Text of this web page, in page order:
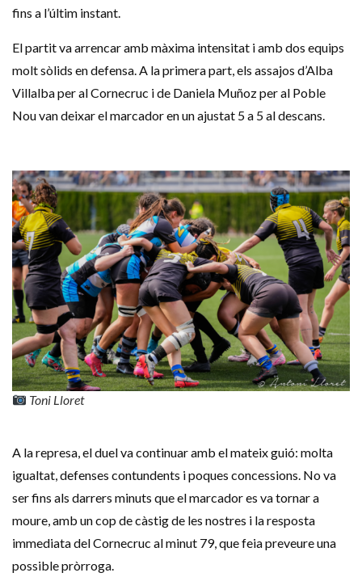
fins a l’últim instant.
El partit va arrencar amb màxima intensitat i amb dos equips
molt sòlids en defensa. A la primera part, els assajos d’Alba
Villalba per al Cornecruc i de Daniela Muñoz per al Poble
Nou van deixar el marcador en un ajustat 5 a 5 al descans.
Toni Lloret
A la represa, el duel va continuar amb el mateix guió: molta
igualtat, defenses contundents i poques concessions. No va
ser fins als darrers minuts que el marcador es va tornar a
moure, amb un cop de càstig de les nostres i la resposta
immediata del Cornecruc al minut 79, que feia preveure una
possible pròrroga.